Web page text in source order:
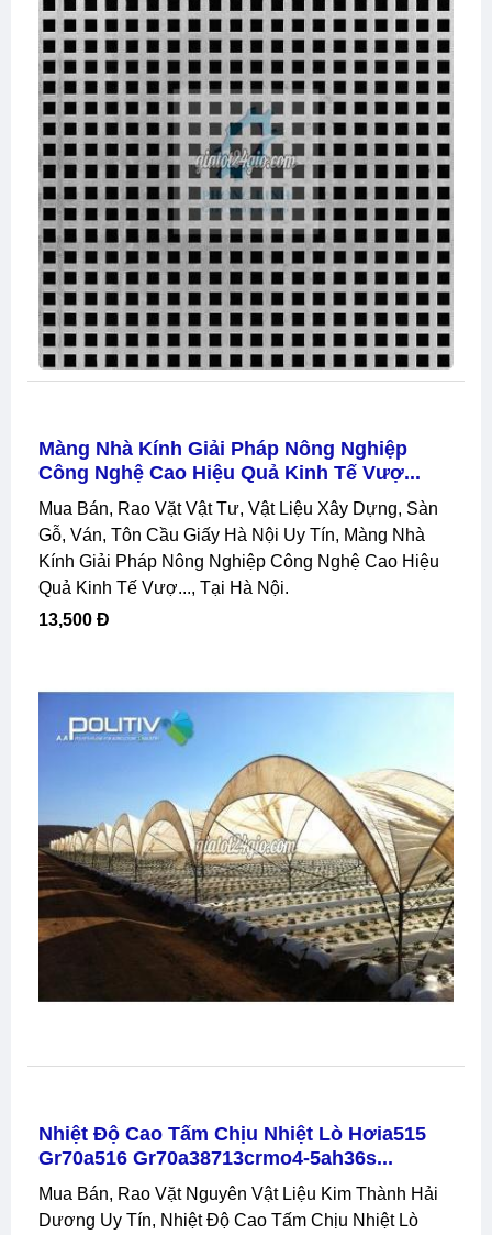
Màng Nhà Kính Giải Pháp Nông Nghiệp
Công Nghệ Cao Hiệu Quả Kinh Tế Vượ...
Mua Bán, Rao Vặt Vật Tư, Vật Liệu Xây Dựng, Sàn
Gỗ, Ván, Tôn Cầu Giấy Hà Nội Uy Tín, Màng Nhà
Kính Giải Pháp Nông Nghiệp Công Nghệ Cao Hiệu
Quả Kinh Tế Vượ..., Tại Hà Nội.
13,500 Đ
Nhiệt Độ Cao Tấm Chịu Nhiệt Lò Hơia515
Gr70a516 Gr70a38713crmo4-5ah36s...
Mua Bán, Rao Vặt Nguyên Vật Liệu Kim Thành Hải
Dương Uy Tín, Nhiệt Độ Cao Tấm Chịu Nhiệt Lò